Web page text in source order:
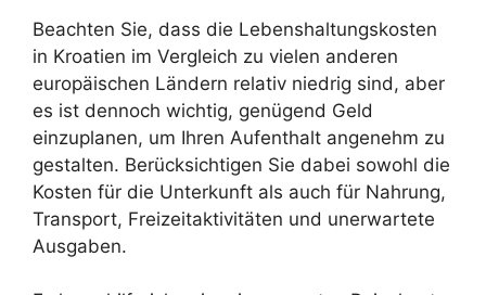
Beachten Sie, dass die Lebenshaltungskosten
in Kroatien im Vergleich zu vielen anderen
europäischen Ländern relativ niedrig sind, aber
es ist dennoch wichtig, genügend Geld
einzuplanen, um Ihren Aufenthalt angenehm zu
gestalten. Berücksichtigen Sie dabei sowohl die
Kosten für die Unterkunft als auch für Nahrung,
Transport, Freizeitaktivitäten und unerwartete
Ausgaben.